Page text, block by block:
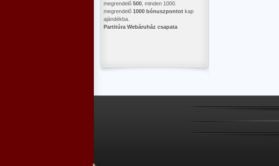
megrendelő 500 , minden 1000.
megrendelő 1000 bónuszpontot kap
ajándékba.
Partitúra Webáruház csapata